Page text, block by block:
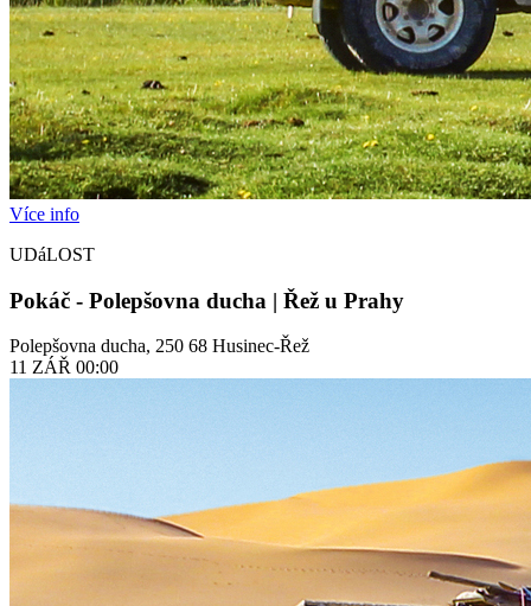
Více info
UDáLOST
Pokáč - Polepšovna ducha | Řež u Prahy
Polepšovna ducha, 250 68 Husinec-Řež
11 ZÁŘ 00:00